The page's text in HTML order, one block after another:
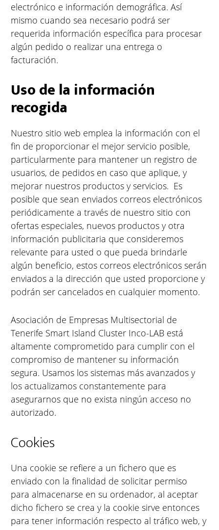
electrónico e información demográfica. Así
mismo cuando sea necesario podrá ser
requerida información específica para procesar
algún pedido o realizar una entrega o
facturación.
Uso de la información
recogida
Nuestro sitio web emplea la información con el
fin de proporcionar el mejor servicio posible,
particularmente para mantener un registro de
usuarios, de pedidos en caso que aplique, y
mejorar nuestros productos y servicios. Es
posible que sean enviados correos electrónicos
periódicamente a través de nuestro sitio con
ofertas especiales, nuevos productos y otra
información publicitaria que consideremos
relevante para usted o que pueda brindarle
algún beneficio, estos correos electrónicos serán
enviados a la dirección que usted proporcione y
podrán ser cancelados en cualquier momento.
Asociación de Empresas Multisectorial de
Tenerife Smart Island Cluster Inco-LAB está
altamente comprometido para cumplir con el
compromiso de mantener su información
segura. Usamos los sistemas más avanzados y
los actualizamos constantemente para
asegurarnos que no exista ningún acceso no
autorizado.
Cookies
Una cookie se refiere a un fichero que es
enviado con la finalidad de solicitar permiso
para almacenarse en su ordenador, al aceptar
dicho fichero se crea y la cookie sirve entonces
para tener información respecto al tráfico web, y